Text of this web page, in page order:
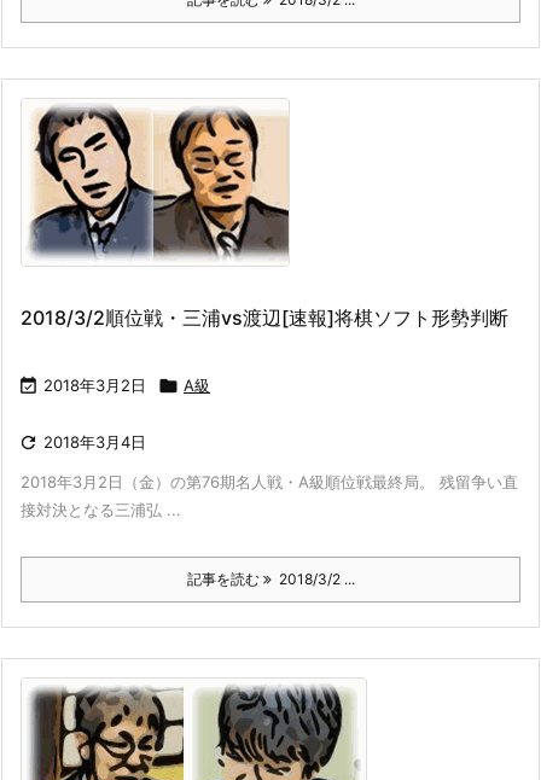
2018/3/2順位戦・三浦vs渡辺[速報]将棋ソフト形勢判断
 2018年3月2日  A級
 2018年3月4日
2018年3月2日（金）の第76期名人戦・A級順位戦最終局。 残留争い直
接対決となる三浦弘 ...
記事を読む 2018/3/2 ...